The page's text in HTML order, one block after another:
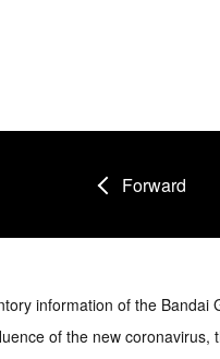
Forward
information of the Bandai
of the new